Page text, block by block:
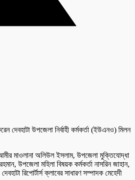
উপজেলা নির্বাহী কর্মকর্তা (ইউএনও) মিলন
মাওলানা অলিউল ইসলাম, উপজেলা মুক্তিযোদ্ধা
উপজেলা মহিলা বিষয়ক কর্মকর্তা নাসরিন জাহান,
রিপোর্টার্স ক্লাবের সাধারণ সম্পাদক মেহেদী